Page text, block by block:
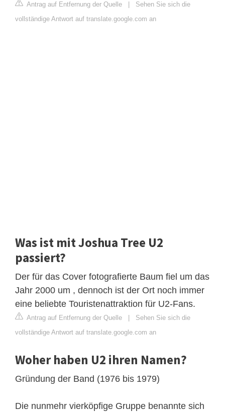
Antrag auf Entfernung der Quelle
Sehen Sie sich die
vollständige Antwort auf translate.google.com an
Was ist mit Joshua Tree U2
passiert?
Der für das Cover fotografierte Baum fiel um das
Jahr 2000 um , dennoch ist der Ort noch immer
eine beliebte Touristenattraktion für U2-Fans.
Antrag auf Entfernung der Quelle
Sehen Sie sich die
vollständige Antwort auf translate.google.com an
Woher haben U2 ihren Namen?
Gründung der Band (1976 bis 1979)
Die nunmehr vierköpfige Gruppe benannte sich